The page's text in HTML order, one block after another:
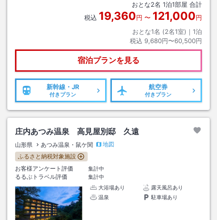
おとな2名 1泊1部屋 合計
税込 19,360円 〜 121,000円
おとな1名 (2名1室)｜ 1泊
税込 9,680円〜60,500円
宿泊プランを見る
新幹線・JR
付きプラン
航空券
付きプラン
庄内あつみ温泉 高見屋別邸 久遠
山形県 あつみ温泉・鼠ケ関
地図
ふるさと納税対象施設
お客様アンケート評価
集計中
るるぶトラベル評価
集計中
大浴場あり
露天風呂あり
温泉
駐車場あり